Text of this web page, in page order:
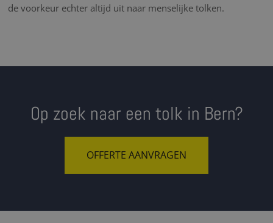
de voorkeur echter altijd uit naar menselijke tolken.
Op zoek naar een tolk in Bern?
OFFERTE AANVRAGEN